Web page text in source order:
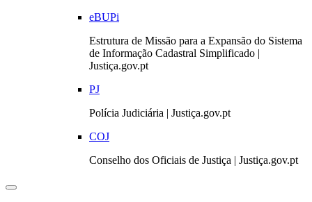
eBUPi
Estrutura de Missão para a Expansão do Sistema
de Informação Cadastral Simplificado |
Justiça.gov.pt
PJ
Polícia Judiciária | Justiça.gov.pt
COJ
Conselho dos Oficiais de Justiça | Justiça.gov.pt
Toggle